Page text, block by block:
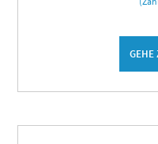
GEHE